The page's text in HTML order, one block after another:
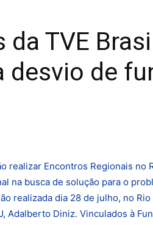
da TVE
desvio de
realizar Encontros Regionais no
na busca de solução para o
realizada dia 28 de julho, no
Adalberto Diniz. Vinculados à